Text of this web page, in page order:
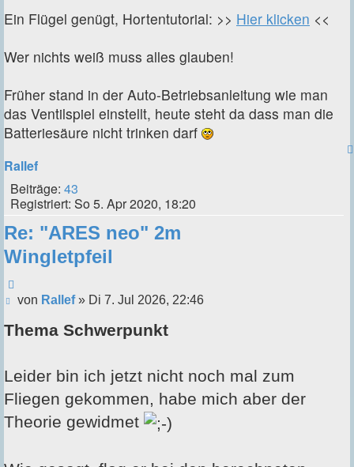
Ein Flügel genügt, Hortentutorial: >> Hier klicken <<
Wer nichts weiß muss alles glauben!
Früher stand in der Auto-Betriebsanleitung wie man
das Ventilspiel einstellt, heute steht da dass man die
Batteriesäure nicht trinken darf
Rallef
Beiträge: 43
Registriert: So 5. Apr 2020, 18:20
Re: "ARES neo" 2m
Wingletpfeil
Beitrag
von Rallef» Di 7. Jul 2026, 22:46
Thema Schwerpunkt
Leider bin ich jetzt nicht noch mal zum
Fliegen gekommen, habe mich aber der
Theorie gewidmet